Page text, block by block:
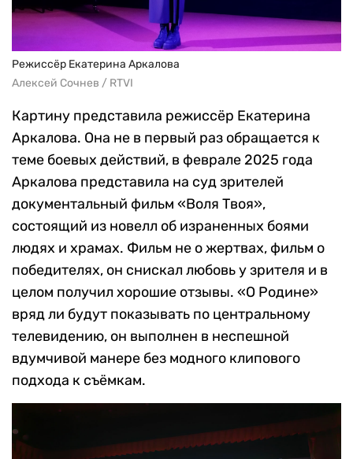
Режиссёр Екатерина Аркалова
Алексей Сочнев / RTVI
Картину представила режиссёр Екатерина
Аркалова. Она не в первый раз обращается к
теме боевых действий, в феврале 2025 года
Аркалова представила на суд зрителей
документальный фильм «Воля Твоя»,
состоящий из новелл об израненных боями
людях и храмах. Фильм не о жертвах, фильм о
победителях, он снискал любовь у зрителя и в
целом получил хорошие отзывы. «О Родине»
вряд ли будут показывать по центральному
телевидению, он выполнен в неспешной
вдумчивой манере без модного клипового
подхода к съёмкам.